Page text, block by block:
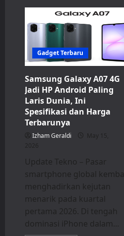
A200
Resmi
Hadir
di
Indonesia,
Smartphone
Rp
1
Jutaan
Desain
Mirip
iPhone
17
Pro
Gadget Terbaru
Samsung Galaxy A07 4G
Jadi HP Android Paling
Laris Dunia, Ini
Spesifikasi dan Harga
Terbarunya
Izham Geraldi
May 15,
2026
Update Tekno – Pasar
smartphone global kembali
menghadirkan kejutan
menarik pada kuartal
pertama 2026. Di tengah
dominasi iPhone dalam...